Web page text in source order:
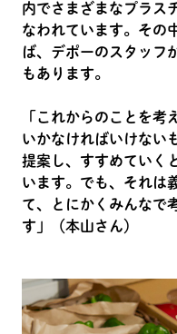
内でさまざまなプラス
なわれています。その
ば、デポーのスタッフ
もあります。
「これからのことを考
いかなければいけない
提案し、すすめていく
います。でも、それは
て、とにかくみんなで
す」（本山さん）